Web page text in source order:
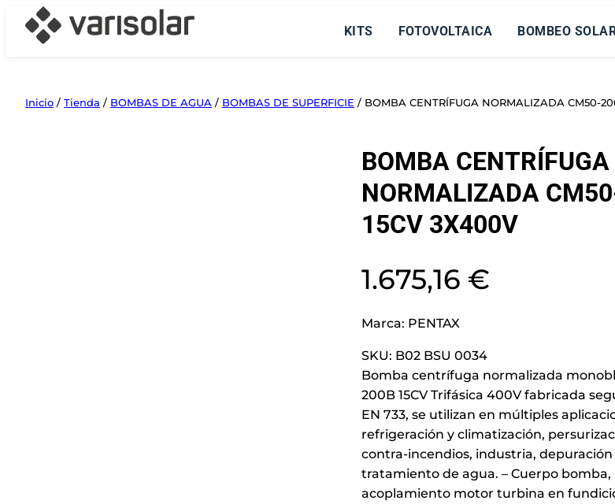
Saltar
KITS FOTOVOLTAICA BOMBEO
Inicio / Tienda / BOMBAS DE AGUA / BOMBAS DE SUPERFICIE / BOMBA CENTRÍFUGA NORMALIZADA CM50-
BOMBA CENTRÍFUGA
NORMALIZADA
15CV 3X400V
1.675,16 €
Marca: PENTAX
SKU: B02 BSU 0034
Bomba centrífuga normalizada
200B 15CV Trifásica 400V fabricada
EN 733, se utilizan en múltiples
refrigeración y climatización,
contra-incendios, industria, depuración
tratamiento de agua. – Cuerpo bomba,
acoplamiento motor turbina en